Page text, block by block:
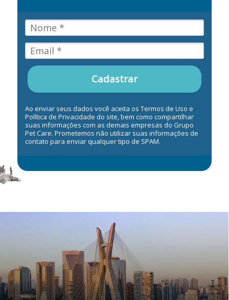
Cadastrar
Ao enviar seus dados você aceita os Termos de Uso e
Política de Privacidade do site, bem como compartilhar
suas informações com as demais empresas do Grupo
Pet Care. Prometemos não utilizar suas informações de
contato para enviar qualquer tipo de SPAM.